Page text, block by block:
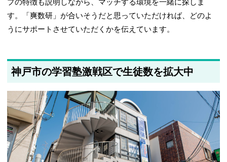
プの特徴も説明しながら、マッチする環境を一緒に探しま
す。「爽数研」が合いそうだと思っていただければ、どのよ
うにサポートさせていただくかを伝えています。
神戸市の学習塾激戦区で生徒数を拡大中